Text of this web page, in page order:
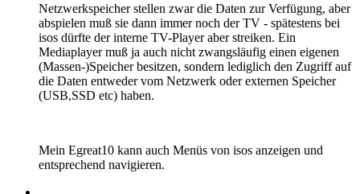
Netzwerkspeicher stellen zwar die Daten zur Verfügung, aber
abspielen muß sie dann immer noch der TV - spätestens bei
isos dürfte der interne TV-Player aber streiken. Ein
Mediaplayer muß ja auch nicht zwangsläufig einen eigenen
(Massen-)Speicher besitzen, sondern lediglich den Zugriff auf
die Daten entweder vom Netzwerk oder externen Speicher
(USB,SSD etc) haben.
Mein Egreat10 kann auch Menüs von isos anzeigen und
entsprechend navigieren.